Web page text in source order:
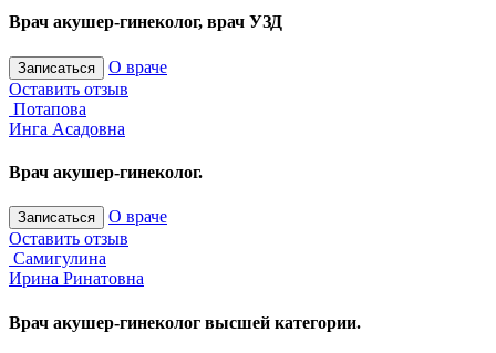
Врач акушер-гинеколог, врач УЗД
Записаться
О враче
Оставить отзыв
Потапова
Инга Асадовна
Врач акушер-гинеколог.
Записаться
О враче
Оставить отзыв
Самигулина
Ирина Ринатовна
Врач акушер-гинеколог высшей категории.